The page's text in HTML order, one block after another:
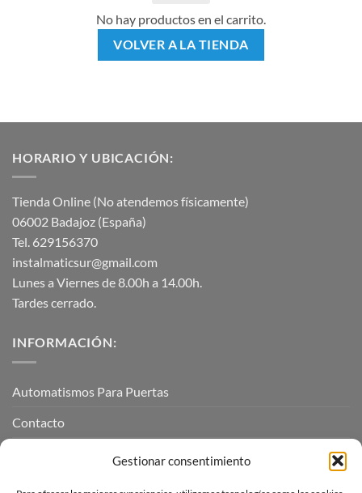
Gestionar consentimiento
No hay productos en el carrito.
VOLVER A LA TIENDA
HORARIO Y UBICACIÓN:
Tienda Online (No atendemos físicamente)
06002 Badajoz (España)
Tel. 629156370
instalmaticsur@gmail.com
Lunes a Viernes de 8.00h a 14.00h.
Tardes cerrado.
INFORMACIÓN:
Automatismos Para Puertas
Contacto